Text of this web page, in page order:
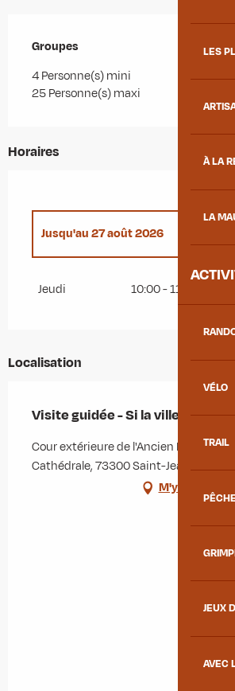
LES
À LA
LA
VÉLO
TRAIL
PÊCHE
JEUX
AVEC
Groupes
Groupes
4 Personne(s) mini
25 Personne(s) maxi
Horaires
Jusqu'au27 août 2026
1 septembre 2026 20
Jeudi 10:00 - 11:30
Localisation
Visite guidée - Si la ville m'était
Cour extérieure de l'Ancien Évêché,
Cathédrale, 73300 Saint-Jean-de-
M'y rendre